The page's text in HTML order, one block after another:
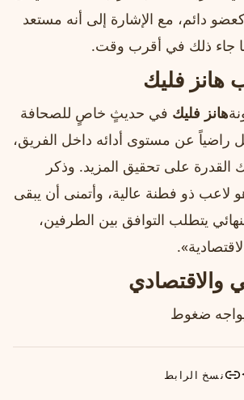
دائم، مع الإشارة إلى أنه مستعد
ما جاء ذلك في أقرب وقت.
هانز فليك
هانز فليك في حديثٍ خاصٍ للصحافة
راضياً عن مستوى أدائه داخل الفريق،
القدرة على تحقيق المزيد. وذكر
لاعب ذو فطنة عالية، وأتمنى أن يبقى
يتطلب التوافق بين الطرفين،
والاقتصادي
ضغوط
نسخ الرابط